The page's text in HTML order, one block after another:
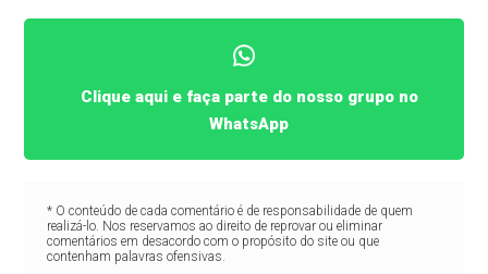
Clique aqui e faça parte do nosso grupo no
WhatsApp
* O conteúdo de cada comentário é de responsabilidade de quem
realizá-lo. Nos reservamos ao direito de reprovar ou eliminar
comentários em desacordo com o propósito do site ou que
contenham palavras ofensivas.